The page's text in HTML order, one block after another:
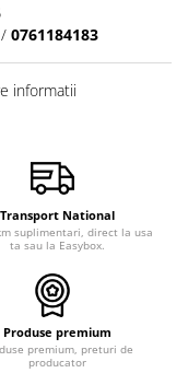
/ 0761184183
informatii
Transport National
suplimentari, direct la usa
ta sau la Easybox.
Produse premium
premium, preturi de
producator